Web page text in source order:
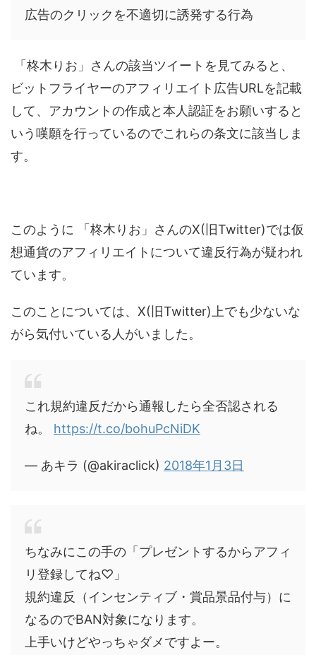
広告のクリックを不適切に誘発する行為
「柊木りお」さんの該当ツイートを見てみると、
ビットフライヤーのアフィリエイト広告URLを記載
して、アカウントの作成と本人認証をお願いすると
いう嘆願を行っているのでこれらの条文に該当しま
す。
このように 「柊木りお」さんのX(旧Twitter)では仮
想通貨のアフィリエイトについて違反行為が疑われ
ています。
このことについては、X(旧Twitter)上でも少ないな
がら気付いている人がいました。
これ規約違反だから通報したら全否認される
ね。 https://t.co/bohuPcNiDK
— あキラ (@akiraclick) 2018年1月3日
ちなみにこの手の「プレゼントするからアフィ
リ登録してね♡」
規約違反（インセンティブ・賞品景品付与）に
なるのでBAN対象になります。
上手いけどやっちゃダメですよー。